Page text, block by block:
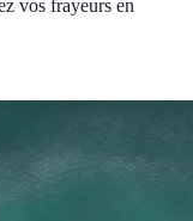
vos frayeurs en